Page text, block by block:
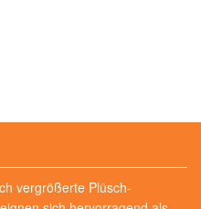
vergrößerte Plüsch-